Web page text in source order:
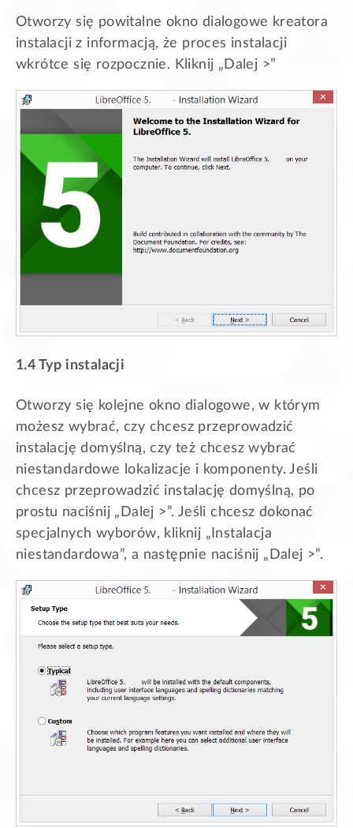
Otworzy się powitalne okno dialogowe kreatora
instalacji z informacją, że proces instalacji
wkrótce się rozpocznie. Kliknij „Dalej >”
1.4 Typ instalacji
Otworzy się kolejne okno dialogowe, w którym
możesz wybrać, czy chcesz przeprowadzić
instalację domyślną, czy też chcesz wybrać
niestandardowe lokalizacje i komponenty. Jeśli
chcesz przeprowadzić instalację domyślną, po
prostu naciśnij „Dalej >”. Jeśli chcesz dokonać
specjalnych wyborów, kliknij „Instalacja
niestandardowa”, a następnie naciśnij „Dalej >”.